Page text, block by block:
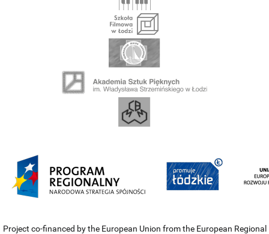
Project co-financed by the European Union from the European Regional